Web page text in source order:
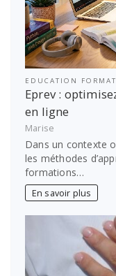
EDUCATION
Eprev :
en ligne
Marise
Dans un contexte
les méthodes
formations…
En savoir plus